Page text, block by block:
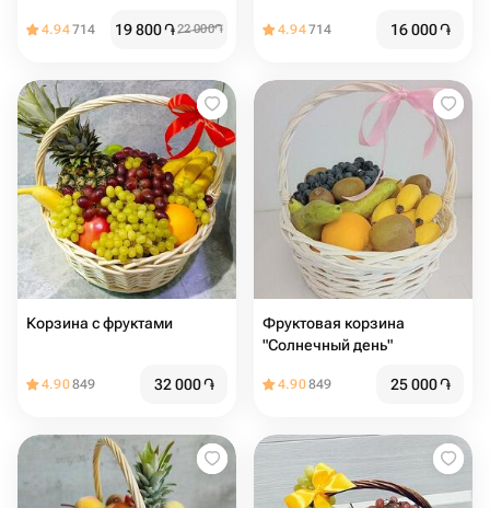
4.94714 19 800֏22 000֏ 4.94714 16 000֏
Корзина с фруктами
4.90849 32 000֏
Фруктовая корзина
"Солнечный день"
4.90849 25 000֏